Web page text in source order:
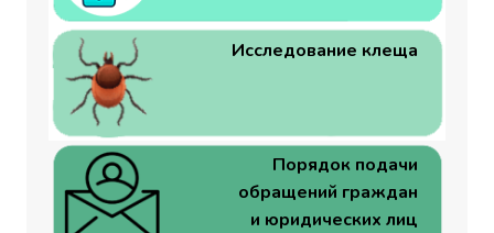
Исследование клеща
Порядок подачи
обращений граждан
и юридических лиц